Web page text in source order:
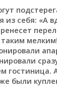
себя: «А
гостиница.
были